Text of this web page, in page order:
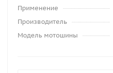
Применение
Производитель
Модель мотошины